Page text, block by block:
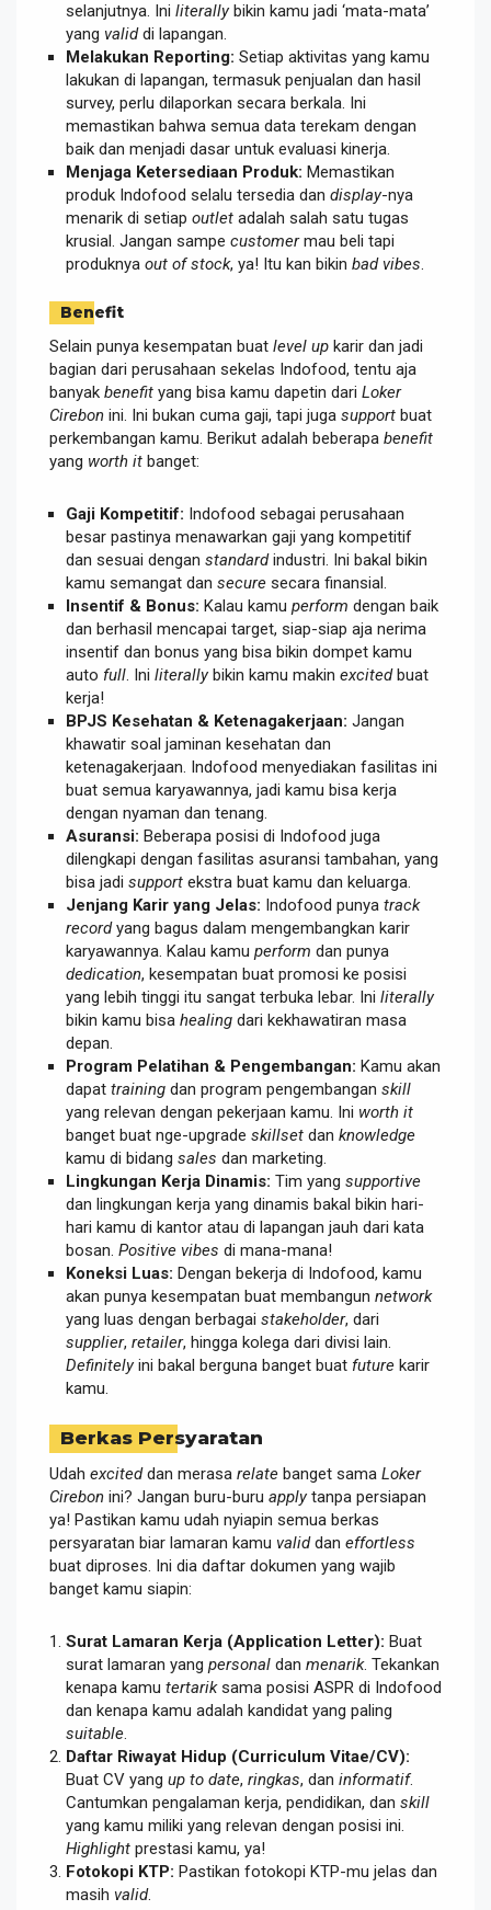
selanjutnya. Ini literallybikin kamu jadi ‘mata-mata’
yang validdi lapangan.
Melakukan Reporting: Setiap aktivitas yang kamu
lakukan di lapangan, termasuk penjualan dan hasil
survey, perlu dilaporkan secara berkala. Ini
memastikan bahwa semua data terekam dengan
baik dan menjadi dasar untuk evaluasi kinerja.
Menjaga Ketersediaan Produk: Memastikan
produk Indofood selalu tersedia dan display-nya
menarik di setiap outlet adalah salah satu tugas
krusial. Jangan sampe customermau beli tapi
produknya out of stock, ya! Itu kan bikin bad vibes.
Benefit
Selain punya kesempatan buat level up karir dan jadi
bagian dari perusahaan sekelas Indofood, tentu aja
banyak benefit yang bisa kamu dapetin dari Loker
Cirebon ini. Ini bukan cuma gaji, tapi juga support buat
perkembangan kamu. Berikut adalah beberapa benefit
yang worth it banget:
Gaji Kompetitif: Indofood sebagai perusahaan
besar pastinya menawarkan gaji yang kompetitif
dan sesuai dengan standardindustri. Ini bakal bikin
kamu semangat dan secure secara finansial.
Insentif & Bonus: Kalau kamu perform dengan baik
dan berhasil mencapai target, siap-siap aja nerima
insentif dan bonus yang bisa bikin dompet kamu
auto full . Ini literallybikin kamu makin excitedbuat
kerja!
BPJS Kesehatan & Ketenagakerjaan: Jangan
khawatir soal jaminan kesehatan dan
ketenagakerjaan. Indofood menyediakan fasilitas ini
buat semua karyawannya, jadi kamu bisa kerja
dengan nyaman dan tenang.
Asuransi: Beberapa posisi di Indofood juga
dilengkapi dengan fasilitas asuransi tambahan, yang
bisa jadi support ekstra buat kamu dan keluarga.
Jenjang Karir yang Jelas: Indofood punya track
recordyang bagus dalam mengembangkan karir
karyawannya. Kalau kamu perform dan punya
dedication, kesempatan buat promosi ke posisi
yang lebih tinggi itu sangat terbuka lebar. Ini literally
bikin kamu bisa healing dari kekhawatiran masa
depan.
Program Pelatihan & Pengembangan: Kamu akan
dapat training dan program pengembangan skill
yang relevan dengan pekerjaan kamu. Ini worth it
banget buat nge-upgrade skillset dan knowledge
kamu di bidang sales dan marketing.
Lingkungan Kerja Dinamis: Tim yang supportive
dan lingkungan kerja yang dinamis bakal bikin hari-
hari kamu di kantor atau di lapangan jauh dari kata
bosan. Positive vibes di mana-mana!
Koneksi Luas: Dengan bekerja di Indofood, kamu
akan punya kesempatan buat membangun network
yang luas dengan berbagai stakeholder, dari
supplier, retailer, hingga kolega dari divisi lain.
Definitelyini bakal berguna banget buat future karir
kamu.
Berkas Persyaratan
Udah exciteddan merasa relate banget sama Loker
Cirebon ini? Jangan buru-buru applytanpa persiapan
ya! Pastikan kamu udah nyiapin semua berkas
persyaratan biar lamaran kamu validdan effortless
buat diproses. Ini dia daftar dokumen yang wajib
banget kamu siapin:
Surat Lamaran Kerja (Application Letter): Buat
surat lamaran yang personal dan menarik. Tekankan
kenapa kamu tertariksama posisi ASPR di Indofood
dan kenapa kamu adalah kandidat yang paling
suitable.
Daftar Riwayat Hidup (Curriculum Vitae/CV):
Buat CV yang up to date, ringkas, dan informatif.
Cantumkan pengalaman kerja, pendidikan, dan skill
yang kamu miliki yang relevan dengan posisi ini.
Highlight prestasi kamu, ya!
Fotokopi KTP: Pastikan fotokopi KTP-mu jelas dan
masih valid.